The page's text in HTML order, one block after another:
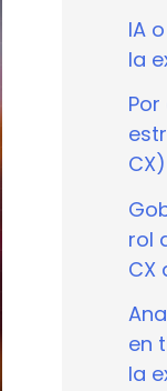
IA
la
CX)
rol
CX
en
la